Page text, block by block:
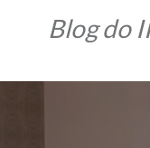
Blog do